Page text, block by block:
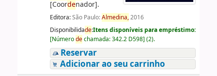
[Coordenador].
Editora:São Paulo:Almedina,2016
Disponibilidade:Itens disponíveis para empréstimo:
[Númerodechamada:342.2 D598] (2).
Reservar
Adicionar ao seu carrinho